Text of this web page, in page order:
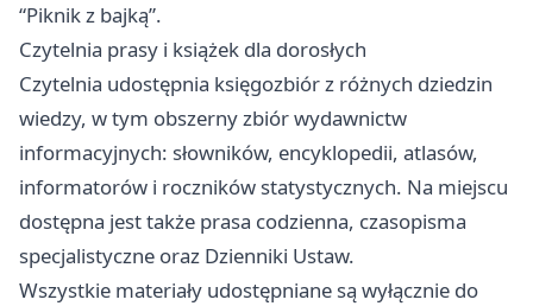
“Piknik z bajką”.
Czytelnia prasy i książek dla dorosłych
Czytelnia udostępnia księgozbiór z różnych dziedzin
wiedzy, w tym obszerny zbiór wydawnictw
informacyjnych: słowników, encyklopedii, atlasów,
informatorów i roczników statystycznych. Na miejscu
dostępna jest także prasa codzienna, czasopisma
specjalistyczne oraz Dzienniki Ustaw.
Wszystkie materiały udostępniane są wyłącznie do